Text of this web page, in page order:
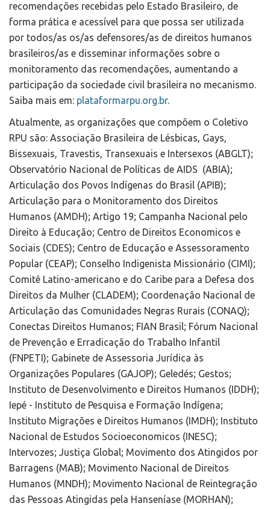
recomendações recebidas pelo Estado Brasileiro, de
forma prática e acessível para que possa ser utilizada
por todos/as os/as defensores/as de direitos humanos
brasileiros/as e disseminar informações sobre o
monitoramento das recomendações, aumentando a
participação da sociedade civil brasileira no mecanismo.
Saiba mais em: plataformarpu.org.br.
Atualmente, as organizações que compõem o Coletivo
RPU são: Associação Brasileira de Lésbicas, Gays,
Bissexuais, Travestis, Transexuais e Intersexos (ABGLT);
Observatório Nacional de Políticas de AIDS (ABIA);
Articulação dos Povos Indígenas do Brasil (APIB);
Articulação para o Monitoramento dos Direitos
Humanos (AMDH); Artigo 19; Campanha Nacional pelo
Direito à Educação; Centro de Direitos Economicos e
Sociais (CDES); Centro de Educação e Assessoramento
Popular (CEAP); Conselho Indigenista Missionário (CIMI);
Comitê Latino-americano e do Caribe para a Defesa dos
Direitos da Mulher (CLADEM); Coordenação Nacional de
Articulação das Comunidades Negras Rurais (CONAQ);
Conectas Direitos Humanos; FIAN Brasil; Fórum Nacional
de Prevenção e Erradicação do Trabalho Infantil
(FNPETI); Gabinete de Assessoria Jurídica às
Organizações Populares (GAJOP); Geledés; Gestos;
Instituto de Desenvolvimento e Direitos Humanos (IDDH);
Iepé - Instituto de Pesquisa e Formação Indígena;
Instituto Migrações e Direitos Humanos (IMDH); Instituto
Nacional de Estudos Socioeconomicos (INESC);
Intervozes; Justiça Global; Movimento dos Atingidos por
Barragens (MAB); Movimento Nacional de Direitos
Humanos (MNDH); Movimento Nacional de Reintegração
das Pessoas Atingidas pela Hanseníase (MORHAN);